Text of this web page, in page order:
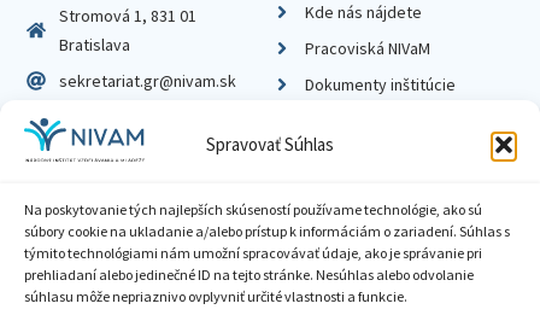
Spravovať Súhlas
Na poskytovanie tých najlepších skúseností používame technológie, ako sú
súbory cookie na ukladanie a/alebo prístup k informáciám o zariadení. Súhlas s
týmito technológiami nám umožní spracovávať údaje, ako je správanie pri
prehliadaní alebo jedinečné ID na tejto stránke. Nesúhlas alebo odvolanie
súhlasu môže nepriaznivo ovplyvniť určité vlastnosti a funkcie.
Stromová 1, 831 01
Bratislava
sekretariat.gr@nivam.sk
IČO: 00164348
DIČ: 2020798714
Kde nás nájdete
Pracoviská NIVaM
Dokumenty inštitúcie
Zásady ochrany súkromia